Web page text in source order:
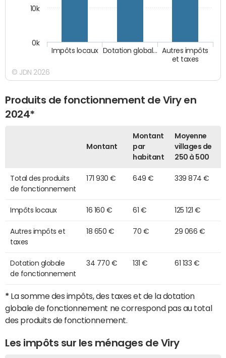
Autres impôts
et taxes
Dotation global…
Impôts locaux
0k
10k
© JDN 2026
Produits de fonctionnement de Viry en
2024*
Montant
Montant
par
habitant
Moyenne
villages de
250 à 500
Total des produits
de fonctionnement
171 930 € 649 € 339 874 €
Impôts locaux 16 160 € 61 € 125 121 €
Autres impôts et
taxes
18 650 € 70 € 29 066 €
Dotation globale
de fonctionnement
34 770 € 131 € 61 133 €
* La somme des impôts, des taxes et de la dotation
globale de fonctionnement ne correspond pas au total
des produits de fonctionnement.
Les impôts sur les ménages de Viry